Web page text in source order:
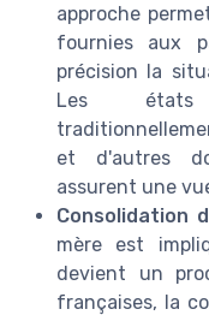
approche
fournies aux
précision la
Les états
et d'autres
assurent une
Consolidation
mère est
devient un
françaises, la